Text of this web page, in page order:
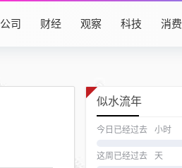
公司 财经 观察 科技 消费
似水流年
今日已经过去 小时
这周已经过去 天